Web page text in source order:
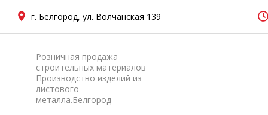
г. Белгород, ул. Волчанская 139
Розничная продажа
строительных материалов
Производство изделий из
листового
металла.Белгород